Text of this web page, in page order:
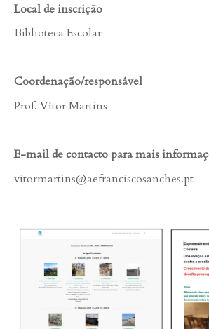
Local de inscrição
Biblioteca Escolar
Coordenação/responsável
Prof. Vítor Martins
E-mail de contacto para mais
vitormartins@aefranciscosanches.pt